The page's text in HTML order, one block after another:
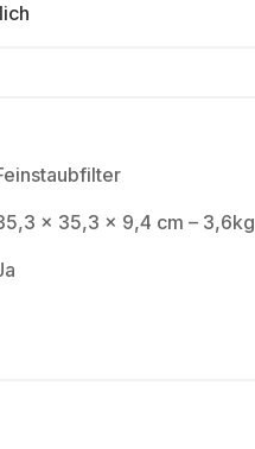
x 35,3 x 9,4 cm – 3,6kg